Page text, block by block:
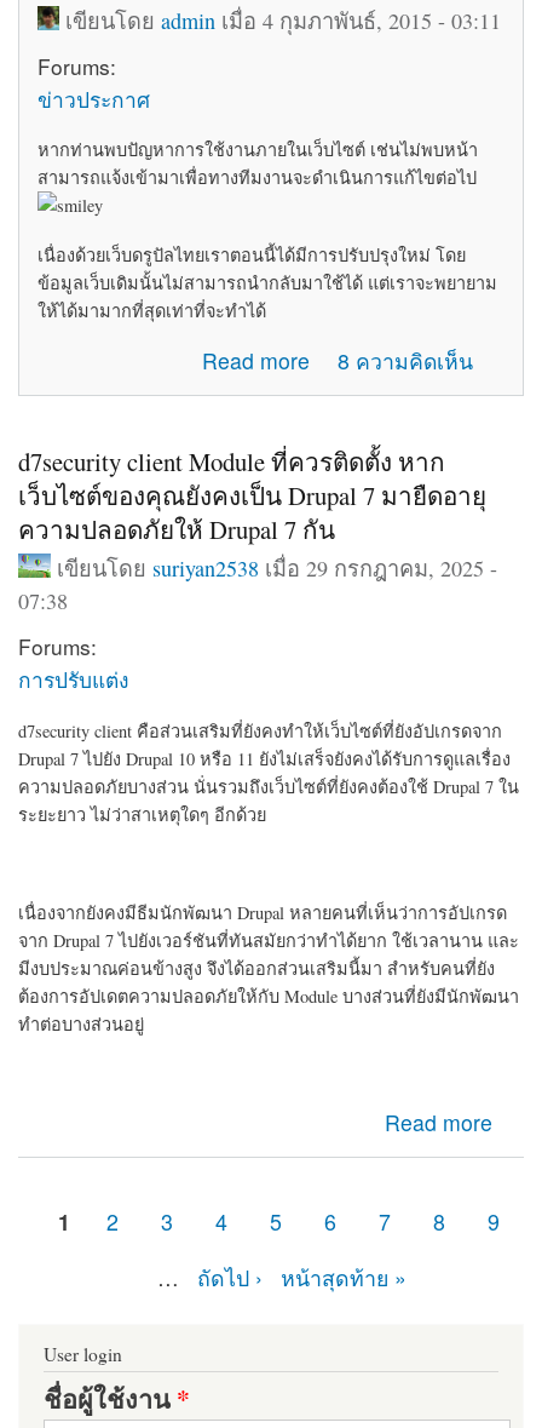
เขียนโดยadmin เมื่อ 4 กุมภาพันธ์, 2015 - 03:11
Forums:
ข่าวประกาศ
หากท่านพบปัญหาการใช้งานภายในเว็บไซต์ เช่นไม่พบหน้า
สามารถแจ้งเข้ามาเพื่อทางทีมงานจะดำเนินการแก้ไขต่อไป
เนื่องด้วยเว็บดรูปัลไทยเราตอนนี้ได้มีการปรับปรุงใหม่ โดย
ข้อมูลเว็บเดิมนั้นไม่สามารถนำกลับมาใช้ได้ แต่เราจะพยายาม
ให้ได้มามากที่สุดเท่าที่จะทำได้
Read more
about แจ้งปัญหาการใช้งานภายในเว็บไซต์8 ความคิดเห็น
d7security client Module ที่ควรติดตั้ง หาก
เว็บไซต์ของคุณยังคงเป็น Drupal 7 มายืดอายุ
ความปลอดภัยให้ Drupal 7 กัน
เขียนโดย suriyan2538 เมื่อ 29 กรกฎาคม, 2025 -
07:38
Forums:
การปรับแต่ง
d7security client คือส่วนเสริมที่ยังคงทำให้เว็บไซต์ที่ยังอัปเกรดจาก
Drupal 7 ไปยัง Drupal 10 หรือ 11 ยังไม่เสร็จยังคงได้รับการดูแลเรื่อง
ความปลอดภัยบางส่วน นั่นรวมถึงเว็บไซต์ที่ยังคงต้องใช้ Drupal 7 ใน
ระยะยาว ไม่ว่าสาเหตุใดๆ อีกด้วย
เนื่องจากยังคงมีธีมนักพัฒนา Drupal หลายคนที่เห็นว่าการอัปเกรด
จาก Drupal 7 ไปยังเวอร์ชันที่ทันสมัยกว่าทำได้ยาก ใช้เวลานาน และ
มีงบประมาณค่อนข้างสูง จึงได้ออกส่วนเสริมนี้มา สำหรับคนที่ยัง
ต้องการอัปเดตความปลอดภัยให้กับ Module บางส่วนที่ยังมีนักพัฒนา
ทำต่อบางส่วนอยู่
Read more
about d7security client Module ที่ควรติดตั้ง หากเว็บไซต์
ของคุณยังคงเป็น Drupal 7 มายืดอายุความปลอดภัยให้
1 2 3 4 5 6 7 8
9
…
ถัดไป › หน้าสุดท้าย »
User login
ชื่อผู้ใช้งาน*